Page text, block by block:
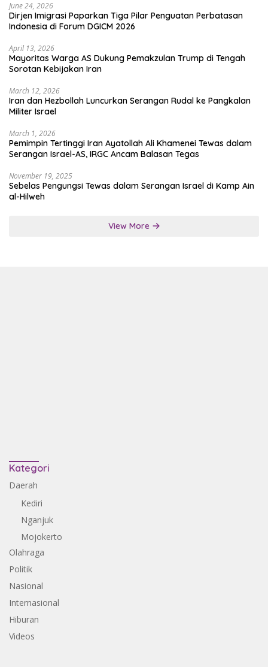
June 24, 2026
Dirjen Imigrasi Paparkan Tiga Pilar Penguatan Perbatasan
Indonesia di Forum DGICM 2026
April 13, 2026
Mayoritas Warga AS Dukung Pemakzulan Trump di Tengah
Sorotan Kebijakan Iran
March 12, 2026
Iran dan Hezbollah Luncurkan Serangan Rudal ke Pangkalan
Militer Israel
March 1, 2026
Pemimpin Tertinggi Iran Ayatollah Ali Khamenei Tewas dalam
Serangan Israel-AS, IRGC Ancam Balasan Tegas
November 19, 2025
Sebelas Pengungsi Tewas dalam Serangan Israel di Kamp Ain
al-Hilweh
View More
Kategori
Daerah
Kediri
Nganjuk
Mojokerto
Olahraga
Politik
Nasional
Internasional
Hiburan
Videos